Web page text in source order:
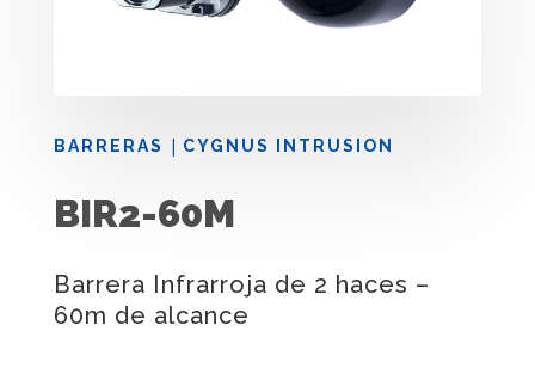
BARRERAS | CYGNUS INTRUSION
BIR2-60M
Barrera Infrarroja de 2 haces –
60m de alcance